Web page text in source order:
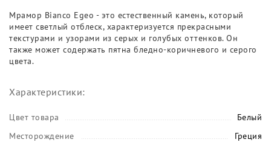
Мрамор Bianco Egeo - это естественный камень, который
имеет светлый отблеск, характеризуется прекрасными
текстурами и узорами из серых и голубых оттенков. Он
также может содержать пятна бледно-коричневого и серого
цвета.
Характеристики:
Цвет товара
Белый
Месторождение
Греция